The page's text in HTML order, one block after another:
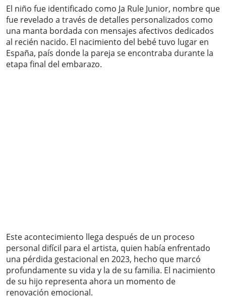
El niño fue identificado como Ja Rule Junior, nombre que
fue revelado a través de detalles personalizados como
una manta bordada con mensajes afectivos dedicados
al recién nacido. El nacimiento del bebé tuvo lugar en
España, país donde la pareja se encontraba durante la
etapa final del embarazo.
Este acontecimiento llega después de un proceso
personal difícil para el artista, quien había enfrentado
una pérdida gestacional en 2023, hecho que marcó
profundamente su vida y la de su familia. El nacimiento
de su hijo representa ahora un momento de
renovación emocional.